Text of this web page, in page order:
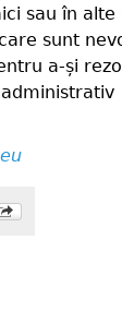
sau în
sunt
a-și